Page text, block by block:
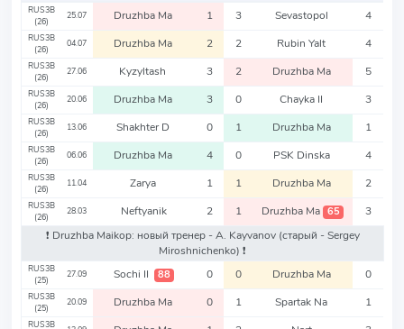
RUS3B
(26)
25.07 Druzhba Ma 1 3 Sevastopol 4
RUS3B
(26)
04.07 Druzhba Ma 2 2 Rubin Yalt 4
RUS3B
(26)
27.06 Kyzyltash 3 2 Druzhba Ma 5
RUS3B
(26)
20.06 Druzhba Ma 3 0 Chayka II 3
RUS3B
(26)
13.06 Shakhter D 0 1 Druzhba Ma 1
RUS3B
(26)
06.06 Druzhba Ma 4 0 PSK Dinska 4
RUS3B
(26)
11.04 Zarya 1 1 Druzhba Ma 2
RUS3B
(26)
28.03 Neftyanik 2 1 Druzhba Ma 65
3
❗️ Druzhba Maikop: новый тренер - A. Kayvanov (старый - Sergey
Miroshnichenko) ❗️
RUS3B
(25)
27.09 Sochi II 88 0 0 Druzhba Ma 0
RUS3B
(25)
20.09 Druzhba Ma 0 1 Spartak Na 1
RUS3B